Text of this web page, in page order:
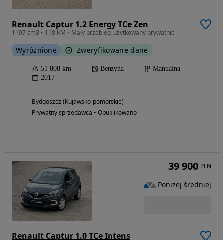
Renault Captur 1.2 Energy TCe Zen
1197 cm3 • 118 KM • Mały przebieg, użytkowany prywatnie
Wyróżnione Zweryfikowane dane
51 808 km Benzyna
Manualna
2017
Bydgoszcz (Kujawsko-pomorskie)
Prywatny sprzedawca • Opublikowano
Renault Captur 1.0 TCe Intens
39 900 PLN
Poniżej średniej